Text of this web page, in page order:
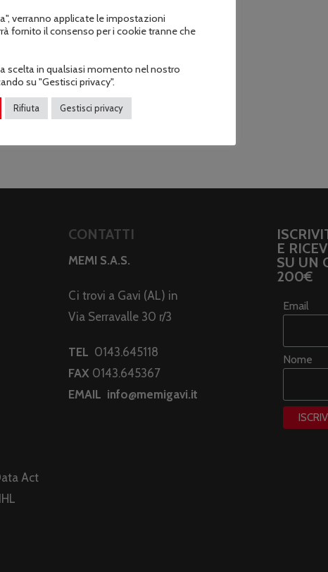
Informazioni aggiuntive
sollecitazione.
Act
CONTATTI
MEMI S.A.S.
Ci trovi a Gavi (AL) in
Via Serravalle 30 r/3
TEL 0143.645118
FAX 0143.645367
EMAIL info@memigavi.it
E
SU UN
200€
Email
Nome
verranno applicate le impostazioni
fornito il consenso per i cookie tranne che
scelta in qualsiasi momento nel nostro
su "Gestisci privacy".
Rifiuta Gestisci privacy